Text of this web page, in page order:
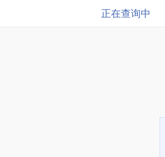
正在查询中